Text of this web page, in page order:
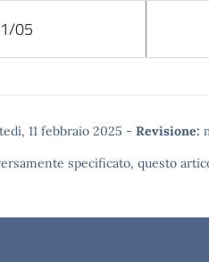
05
11 febbraio 2025 - Revisione:
specificato, questo